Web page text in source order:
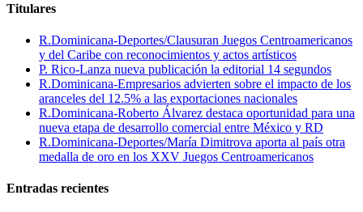
Titulares
R.Dominicana-Deportes/Clausuran Juegos Centroamericanos
y del Caribe con reconocimientos y actos artísticos
P. Rico-Lanza nueva publicación la editorial 14 segundos
R.Dominicana-Empresarios advierten sobre el impacto de los
aranceles del 12.5% a las exportaciones nacionales
R.Dominicana-Roberto Álvarez destaca oportunidad para una
nueva etapa de desarrollo comercial entre México y RD
R.Dominicana-Deportes/María Dimitrova aporta al país otra
medalla de oro en los XXV Juegos Centroamericanos
Entradas recientes